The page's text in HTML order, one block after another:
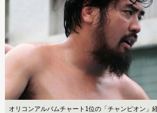
オリコンアルバムチャート1位の「チャンピオン」